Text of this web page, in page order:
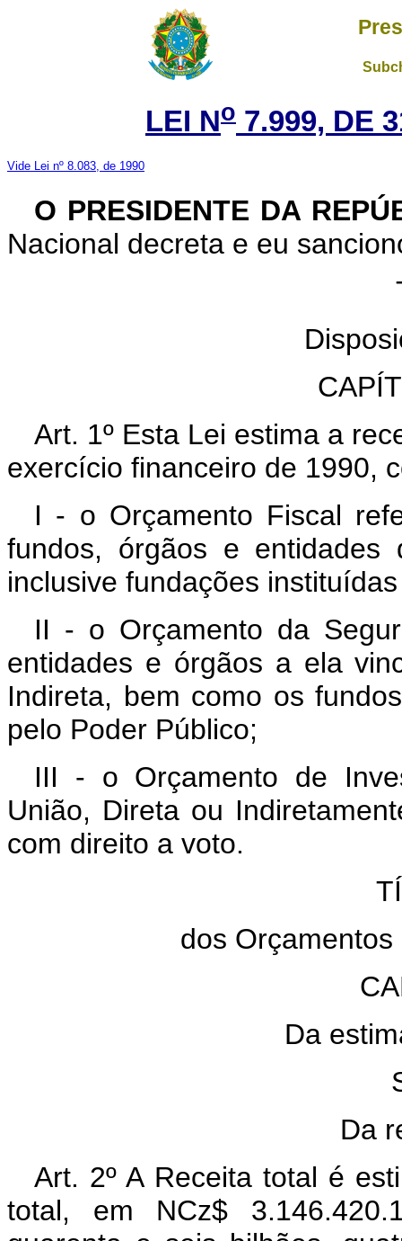
LEI No 7.999, DE
Vide Lei nº 8.083, de 1990
O PRESIDENTE DA
Nacional decreta e eu
Art. 1º Esta Lei estima a
exercício financeiro de 1990,
I - o Orçamento Fiscal
fundos, órgãos e entidades
inclusive fundações
II - o Orçamento da
entidades e órgãos a ela
Indireta, bem como os
pelo Poder Público;
III - o Orçamento de
União, Direta ou
com direito a voto.
dos
Da
Da
Art. 2º A Receita total é
total, em NCz$